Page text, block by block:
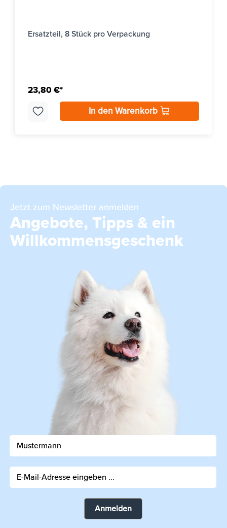
Ersatzteil, 8 Stück pro Verpackung
23,80 €*
In den Warenkorb
Jetzt zum Newsletter anmelden
Angebote, Tipps & ein
Willkommensgeschenk
Anmelden